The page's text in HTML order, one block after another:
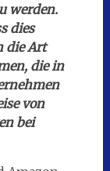
werden.
dies
die Art
die in
von
bei